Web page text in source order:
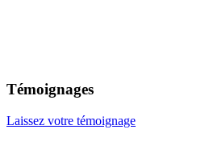
Témoignages
Laissez votre témoignage